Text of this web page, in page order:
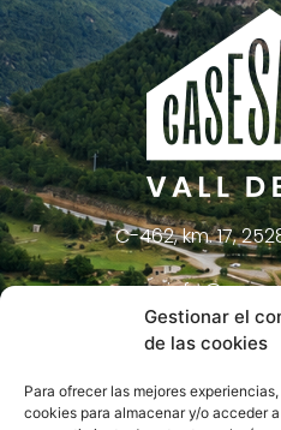
Gestionar el
de las cookies
Para ofrecer las mejores
cookies para almacenar y/o acceder
C-462, km. 17,
621 29